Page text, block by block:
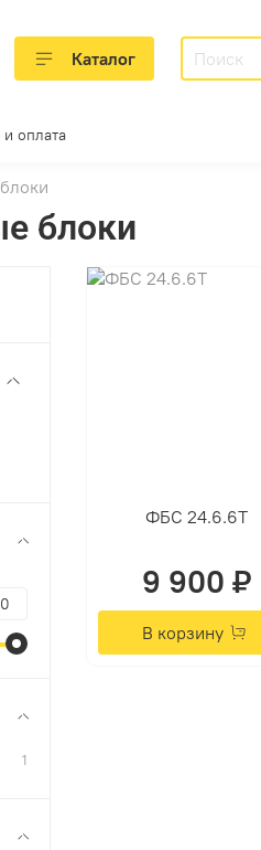
Каталог
и оплата
блоки
ФБС 24.6.6Т
9 900 ₽
В корзину
1